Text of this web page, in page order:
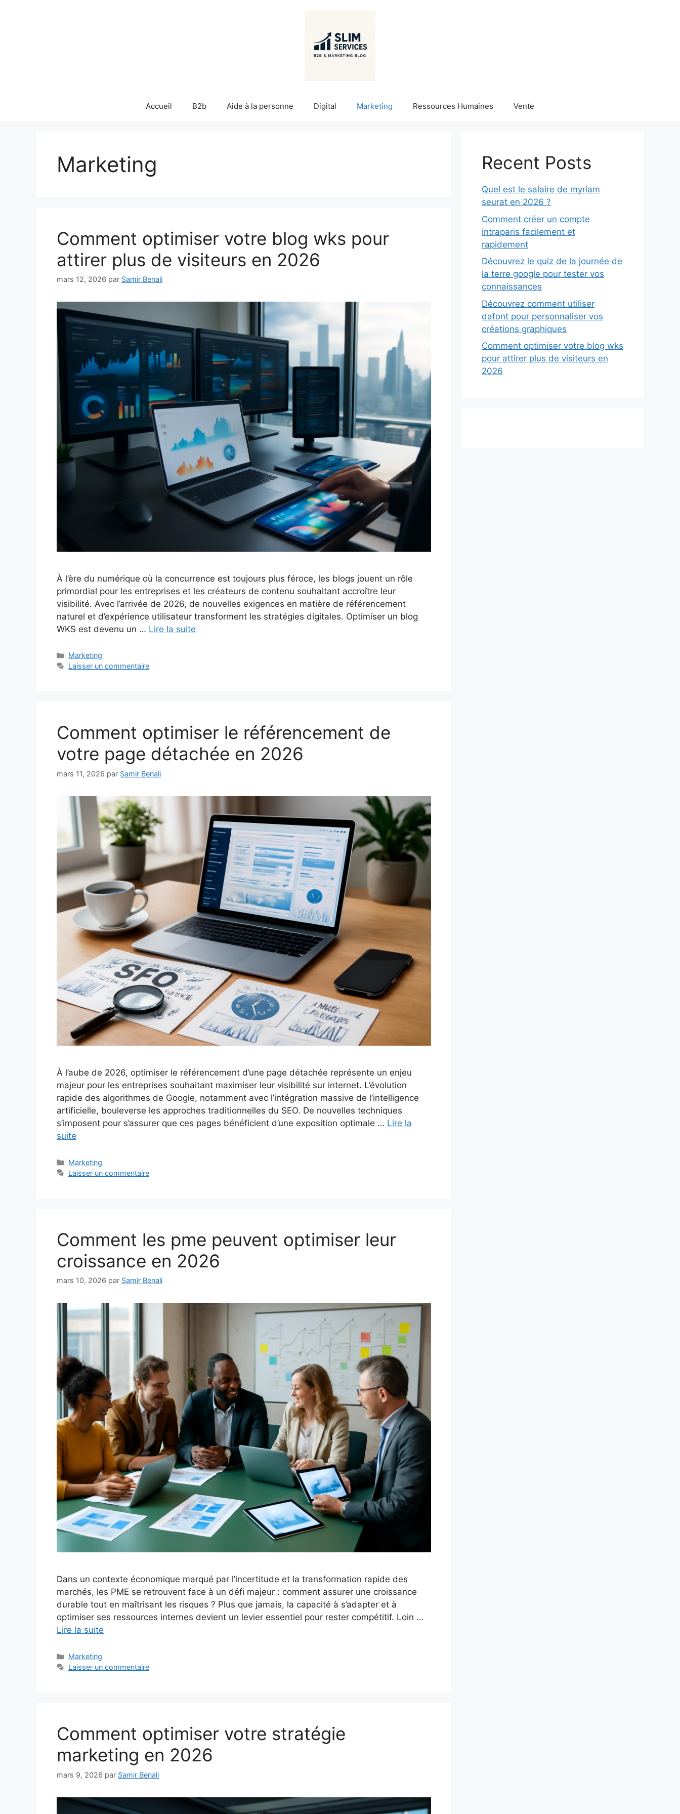
Accueil B2b Aide à la personne Digital Marketing Ressources Humaines Vente
Marketing
Comment optimiser votre blog wks pour
attirer plus de visiteurs en 2026
mars 12, 2026 par Samir Benali
À l’ère du numérique où la concurrence est toujours plus féroce, les blogs jouent un rôle
primordial pour les entreprises et les créateurs de contenu souhaitant accroître leur
visibilité. Avec l’arrivée de 2026, de nouvelles exigences en matière de référencement
naturel et d’expérience utilisateur transforment les stratégies digitales. Optimiser un blog
WKS est devenu un … Lire la suite
Catégories
Marketing
Laisser un commentaire
Comment optimiser le référencement de
votre page détachée en 2026
mars 11, 2026 par Samir Benali
À l’aube de 2026, optimiser le référencement d’une page détachée représente un enjeu
majeur pour les entreprises souhaitant maximiser leur visibilité sur internet. L’évolution
rapide des algorithmes de Google, notamment avec l’intégration massive de l’intelligence
artificielle, bouleverse les approches traditionnelles du SEO. De nouvelles techniques
s’imposent pour s’assurer que ces pages bénéficient d’une exposition optimale … Lire la
suite
Catégories
Marketing
Laisser un commentaire
Comment les pme peuvent optimiser leur
croissance en 2026
mars 10, 2026 par Samir Benali
Dans un contexte économique marqué par l’incertitude et la transformation rapide des
marchés, les PME se retrouvent face à un défi majeur : comment assurer une croissance
durable tout en maîtrisant les risques ? Plus que jamais, la capacité à s’adapter et à
optimiser ses ressources internes devient un levier essentiel pour rester compétitif. Loin …
Lire la suite
Catégories
Marketing
Laisser un commentaire
Comment optimiser votre stratégie
marketing en 2026
mars 9, 2026 par Samir Benali
Recent Posts
Quel est le salaire de myriam
seurat en 2026 ?
Comment créer un compte
intraparis facilement et
rapidement
Découvrez le quiz de la journée de
la terre google pour tester vos
connaissances
Découvrez comment utiliser
dafont pour personnaliser vos
créations graphiques
Comment optimiser votre blog wks
pour attirer plus de visiteurs en
2026